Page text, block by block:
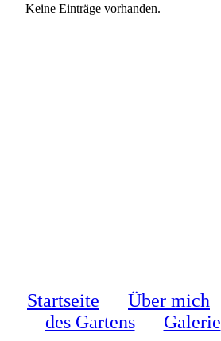
Keine Einträge vorhanden.
Startseite Über mich
des Gartens
Galerie